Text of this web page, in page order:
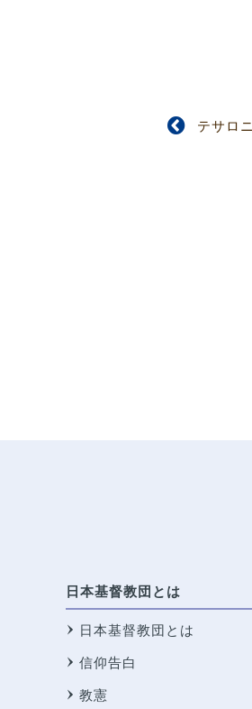
テサロ
日本基督教団とは
日本基督教団とは
信仰告白
教憲